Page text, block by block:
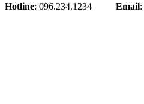
Hotline: 096.234.1234 Email: